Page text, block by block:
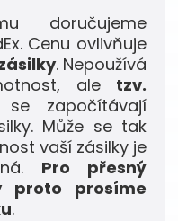
doručujeme
Cenu ovlivňuje
. Nepoužívá
ale tzv.
započítávají
Může se tak
vaší zásilky je
Pro přesný
proto prosíme
.